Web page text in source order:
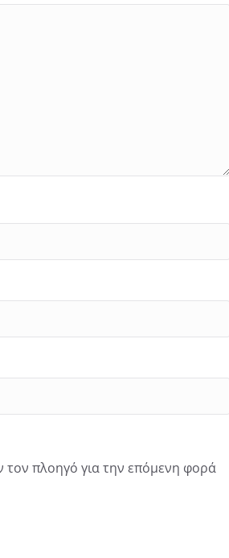
πλοηγό για την επόμενη φορά